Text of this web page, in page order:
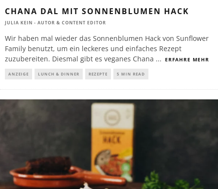
CHANA DAL MIT SONNENBLUMEN HACK
JULIA KEIN - AUTOR & CONTENT EDITOR
Wir haben mal wieder das Sonnenblumen Hack von Sunflower
Family benutzt, um ein leckeres und einfaches Rezept
zuzubereiten. Diesmal gibt es veganes Chana ... ERFAHRE MEHR
ANZEIGE LUNCH & DINNER REZEPTE 5 MIN READ